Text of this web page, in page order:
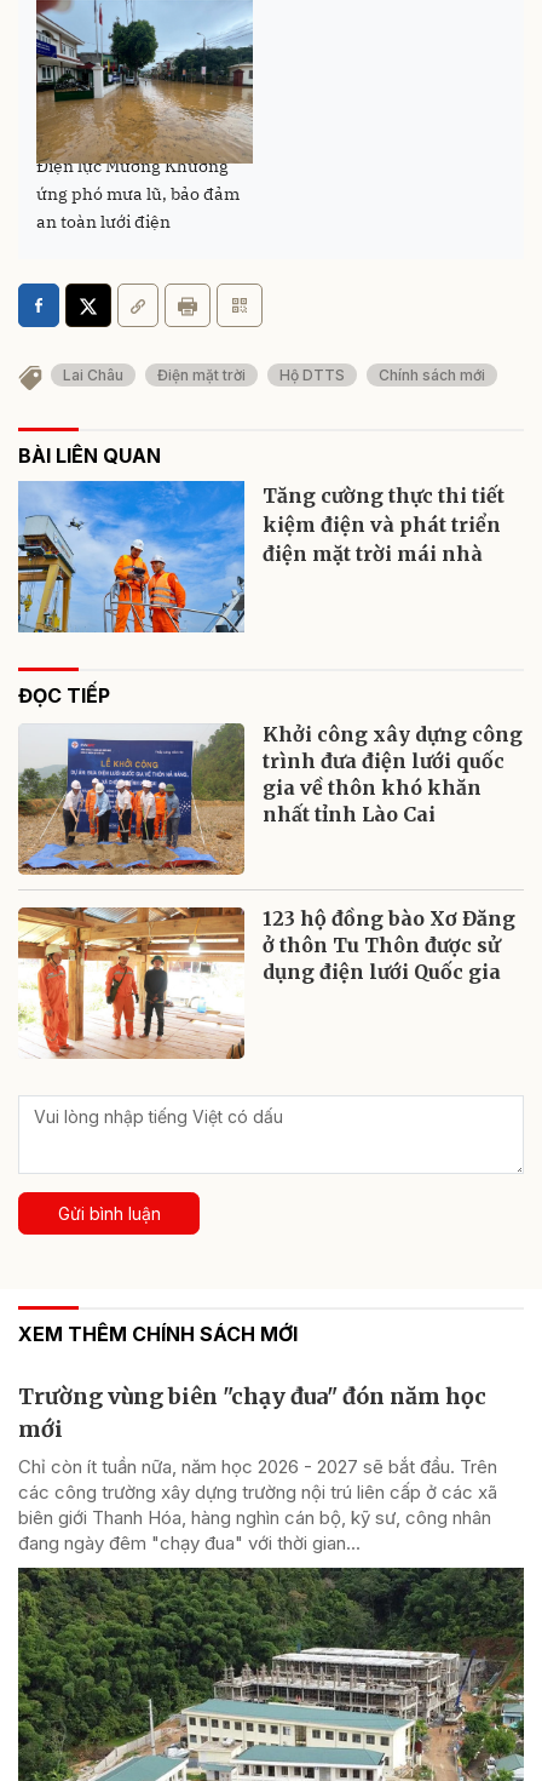
Điện lực Mường Khương
ứng phó mưa lũ, bảo đảm
an toàn lưới điện
Lai Châu Điện mặt trời Hộ DTTS Chính sách mới
BÀI LIÊN QUAN
Tăng cường thực thi tiết
kiệm điện và phát triển
điện mặt trời mái nhà
ĐỌC TIẾP
Khởi công xây dựng công
trình đưa điện lưới quốc
gia về thôn khó khăn
nhất tỉnh Lào Cai
123 hộ đồng bào Xơ Đăng
ở thôn Tu Thôn được sử
dụng điện lưới Quốc gia
Gửi bình luận
XEM THÊM CHÍNH SÁCH MỚI
Trường vùng biên "chạy đua" đón năm học
mới
Chỉ còn ít tuần nữa, năm học 2026 - 2027 sẽ bắt đầu. Trên
các công trường xây dựng trường nội trú liên cấp ở các xã
biên giới Thanh Hóa, hàng nghìn cán bộ, kỹ sư, công nhân
đang ngày đêm "chạy đua" với thời gian...